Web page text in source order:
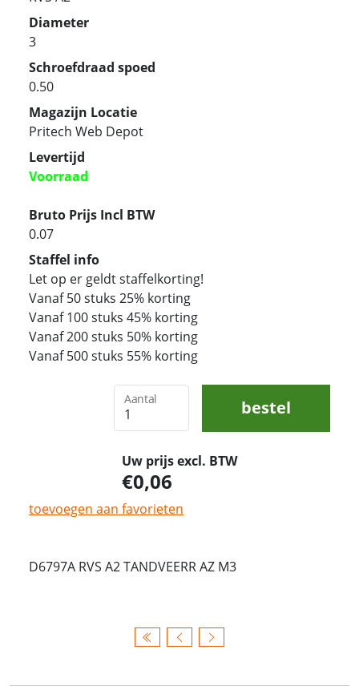
Diameter
3
Schroefdraad spoed
0.50
Magazijn Locatie
Pritech Web Depot
Levertijd
Voorraad
Bruto Prijs Incl BTW
0.07
Staffel info
Let op er geldt staffelkorting!
Vanaf 50 stuks 25% korting
Vanaf 100 stuks 45% korting
Vanaf 200 stuks 50% korting
Vanaf 500 stuks 55% korting
Aantal bestel
Uw prijs excl. BTW
0,06
toevoegen aan favorieten
D6797A RVS A2 TANDVEERR AZ M3